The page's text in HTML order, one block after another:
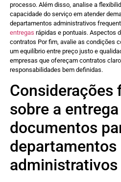
processo. Além disso, analise a
capacidade do serviço em atender
departamentos administrativos
entregas rápidas e pontuais. Aspectos
contratos Por fim, avalie as condições
um equilíbrio entre preço justo e
empresas que ofereçam contratos
responsabilidades bem definidas.
Considerações
sobre a
documentos
departamentos
administrativos